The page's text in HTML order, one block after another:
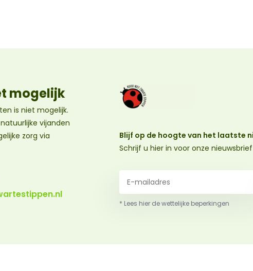
mogelijk
is niet mogelijk.
vijanden
zorg via
Blijf op de hoogte van het laatste
Schrijf u hier in voor onze nieuwsbrief
* Lees hier de wettelijke beperkingen